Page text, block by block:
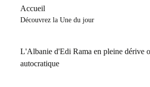
Accueil
Découvrez la Une du jour
L'Albanie d'Edi Rama en pleine dérive
autocratique